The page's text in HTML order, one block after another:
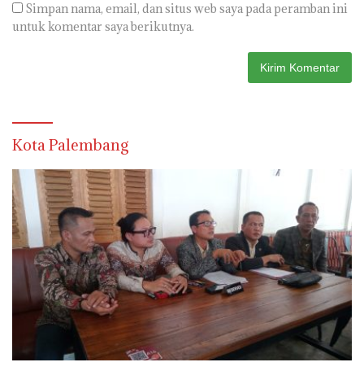
Simpan nama, email, dan situs web saya pada peramban ini
untuk komentar saya berikutnya.
Kota Palembang